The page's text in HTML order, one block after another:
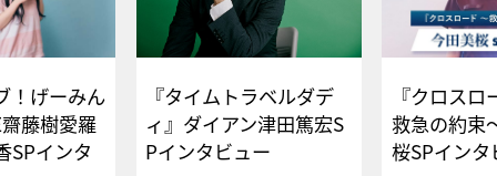
！げーみん
藤樹愛羅
SPインタ
『タイムトラベルダデ
ィ』ダイアン津田篤宏S
Pインタビュー
『クロス
救急の約束
桜SPイ